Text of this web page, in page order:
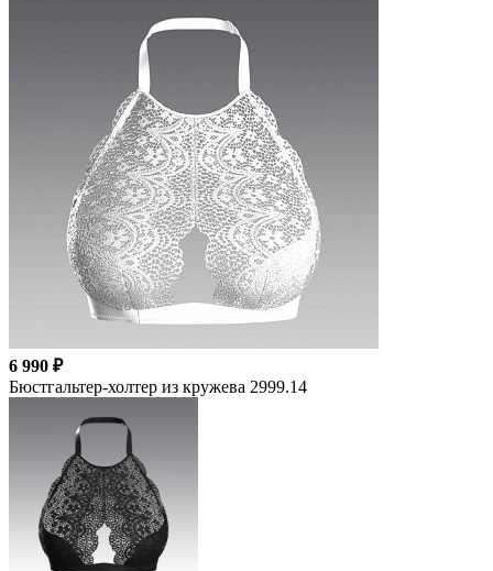
6 990 ₽
Бюстгальтер-холтер из кружева 2999.14